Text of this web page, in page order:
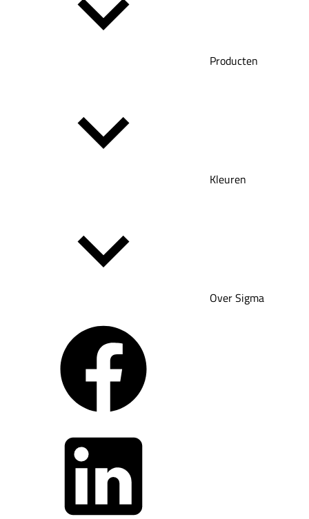
Producten
Kleuren
Over Sigma